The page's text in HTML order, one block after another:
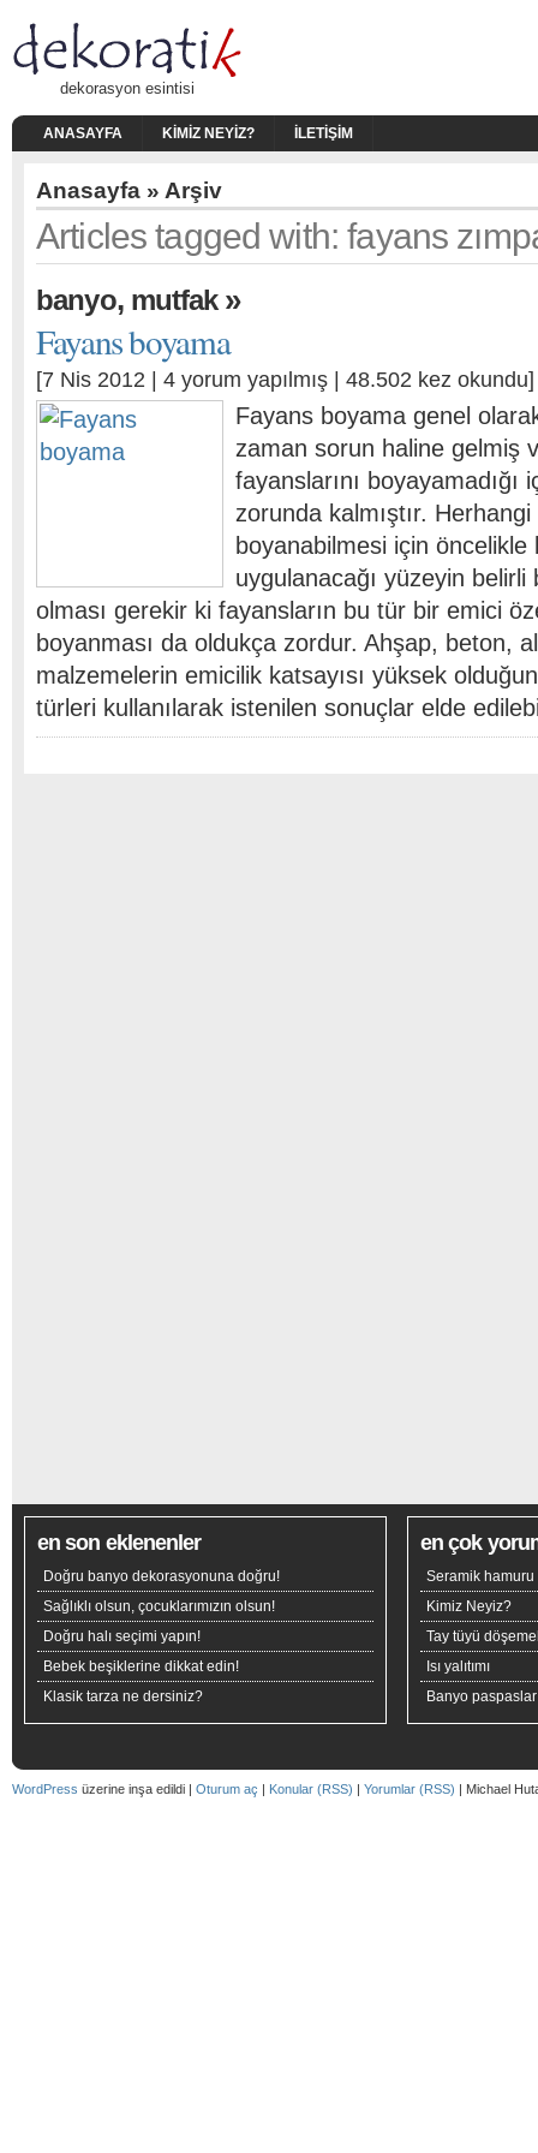
dekorasyon esintisi
ANASAYFA KIMIZ NEYIZ? İLETIŞIM
Anasayfa » Arşiv
Articles tagged with: fayans
banyo, mutfak»
Fayans boyama
[7 Nis 2012 | 4 yorum yapılmış | 48.502 kez okundu]
Fayans boyama genel
zaman sorun haline gelmiş
fayanslarını boyayamadığı
zorunda kalmıştır.
boyanabilmesi için öncelikle
uygulanacağı yüzeyin
olması gerekir ki fayansların bu tür bir emici
boyanması da oldukça zordur. Ahşap, beton,
malzemelerin emicilik katsayısı yüksek
türleri kullanılarak istenilen sonuçlar elde
en son eklenenler
Doğru banyo dekorasyonuna doğru!
Sağlıklı olsun, çocuklarımızın olsun!
Doğru halı seçimi yapın!
Bebek beşiklerine dikkat edin!
Klasik tarza ne dersiniz?
en çok
Seramik hamuru
Kimiz Neyiz?
Tay tüyü
Isı yalıtımı
Banyo
WordPress üzerine inşa edildi | Oturum aç | Konular (RSS) | Yorumlar (RSS) | Michael